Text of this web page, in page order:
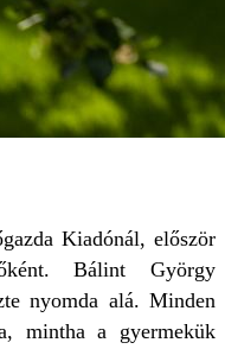
Kiadónál, először
Bálint György
nyomda alá. Minden
mintha a gyermekük